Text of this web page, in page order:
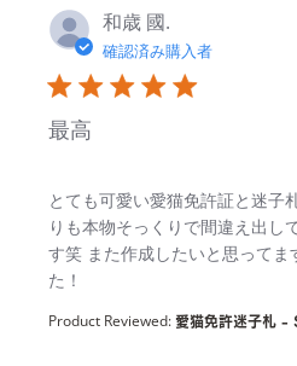
和歳 國.
確認済み購入者
最高
とても可愛い愛猫免許証と迷子
りも本物そっくりで間違え出し
す笑 また作成したいと思ってま
た！
read more about review
Product Reviewed:愛猫免許迷子札 -